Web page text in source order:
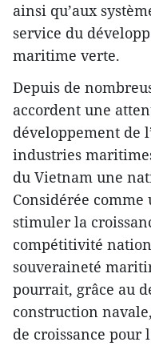
ainsi qu’aux
service du
maritime verte.
Depuis de
accordent une
développement de
industries
du Vietnam une
Considérée
stimuler la
compétitivité
souveraineté
pourrait, grâce au
construction
de croissance pour